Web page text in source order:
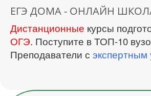
ЕГЭ ДОМА - ОНЛАЙН
Дистанционные курсы
ОГЭ. Поступите в ТОП-10
Преподаватели с